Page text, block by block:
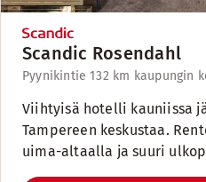
Scandic Rosendahl
Pyynikintie 132 km kaupungin
Viihtyisä hotelli kauniissa
Tampereen keskustaa.
uima-altaalla ja suuri